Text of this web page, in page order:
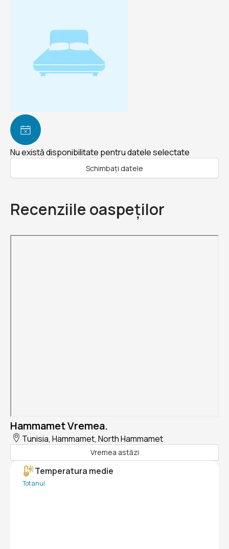
Nu există disponibilitate pentru datele selectate
Schimbați datele
Recenziile oaspeților
Hammamet Vremea.
Tunisia, Hammamet, North Hammamet
Vremea astăzi
Temperatura medie
Tot anul